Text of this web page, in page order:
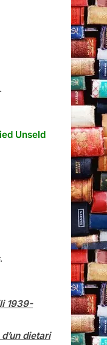
.
Unseld
.
1939-
dietari